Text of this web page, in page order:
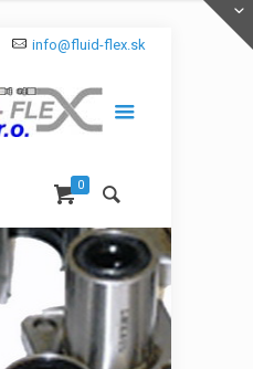
info@fluid-flex.sk
0